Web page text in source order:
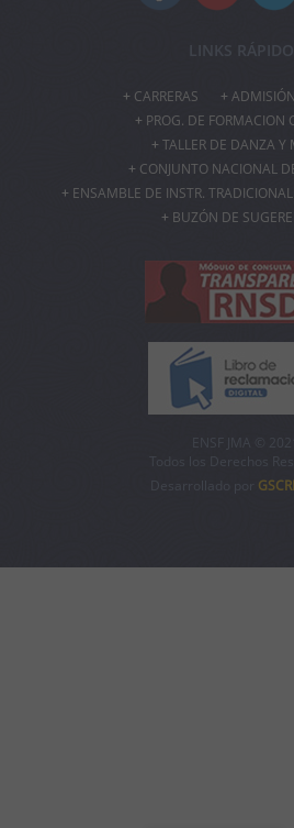
LINKS
CARRERAS ADMISIÓN
PROG. DE FORMACION
TALLER DE DANZA Y
CONJUNTO NACIONAL
ENSAMBLE DE INSTR.
BUZÓN DE
ENSF JMA © 2021
Todos los Derechos
Desarrollado por